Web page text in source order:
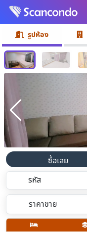
รูปห้อง
ซื้อเลย
รหัส
ราคาขาย